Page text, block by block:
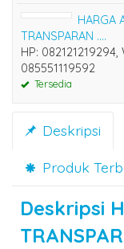
HARGA
TRANSPARAN ....
HP: 082121219294,
085551119592
Tersedia
Deskripsi
Produk
Deskripsi